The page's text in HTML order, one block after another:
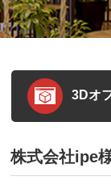
3Dオ
株式会社ipe